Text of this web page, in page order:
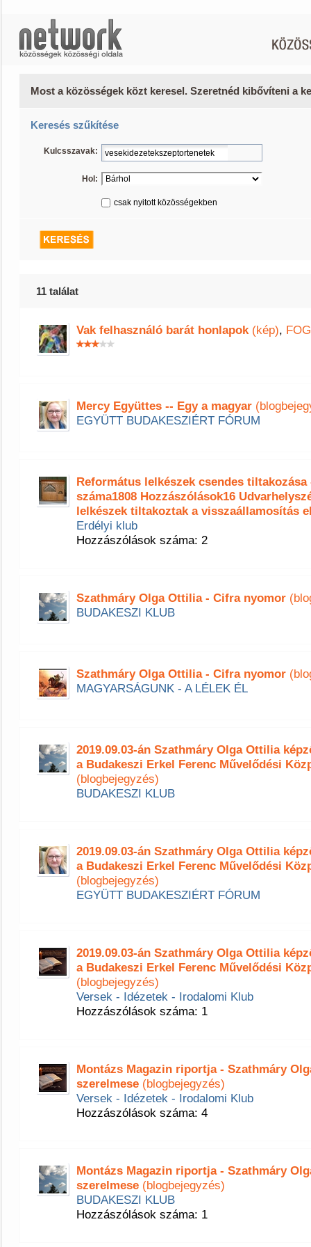
Most a közösségek közt keresel. Szeretnéd kibővíteni a
Keresés szűkítése
Kulcsszavak:
Hol:
csak nyitott közösségekben
11 találat
Vak felhasználó barát honlapok(kép),
Mercy Együttes -- Egy a magyar
EGYÜTT BUDAKESZIÉRT FÓRUM
Református lelkészek csendes
száma1808 Hozzászólások16
lelkészek tiltakoztak a visszaállamosítás
Erdélyi klub
Hozzászólások száma: 2
Szathmáry Olga Ottilia - Cifra nyomor
BUDAKESZI KLUB
Szathmáry Olga Ottilia - Cifra nyomor
MAGYARSÁGUNK - A LÉLEK ÉL
2019.09.03-án Szathmáry Olga Ottilia
a Budakeszi Erkel Ferenc Művelődési
(blogbejegyzés)
BUDAKESZI KLUB
2019.09.03-án Szathmáry Olga Ottilia
a Budakeszi Erkel Ferenc Művelődési
(blogbejegyzés)
EGYÜTT BUDAKESZIÉRT FÓRUM
2019.09.03-án Szathmáry Olga Ottilia
a Budakeszi Erkel Ferenc Művelődési
(blogbejegyzés)
Versek - Idézetek - Irodalomi Klub
Hozzászólások száma: 1
Montázs Magazin riportja - Szathmáry
szerelmese (blogbejegyzés)
Versek - Idézetek - Irodalomi Klub
Hozzászólások száma: 4
Montázs Magazin riportja - Szathmáry
szerelmese (blogbejegyzés)
BUDAKESZI KLUB
Hozzászólások száma: 1